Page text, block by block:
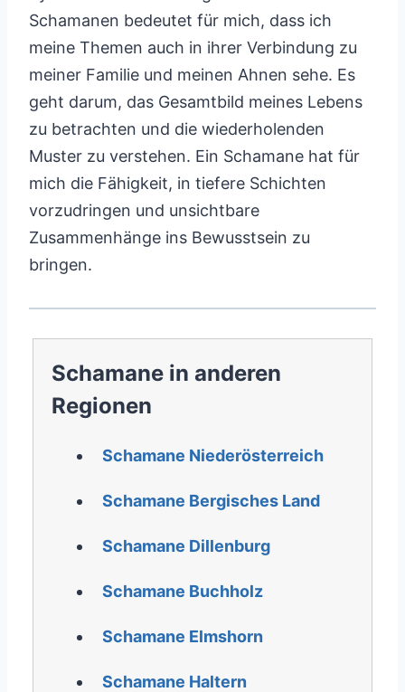
Schamanen bedeutet für mich, dass ich
meine Themen auch in ihrer Verbindung zu
meiner Familie und meinen Ahnen sehe. Es
geht darum, das Gesamtbild meines Lebens
zu betrachten und die wiederholenden
Muster zu verstehen. Ein Schamane hat für
mich die Fähigkeit, in tiefere Schichten
vorzudringen und unsichtbare
Zusammenhänge ins Bewusstsein zu
bringen.
Schamane in anderen
Regionen
Schamane Niederösterreich
Schamane Bergisches Land
Schamane Dillenburg
Schamane Buchholz
Schamane Elmshorn
Schamane Haltern